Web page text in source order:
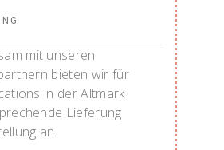
mit unseren
bieten wir für
in der Altmark
Lieferung
an.